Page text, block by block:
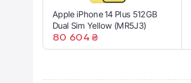
Apple iPhone 14 Plus 512GB
Dual Sim Yellow (MR5J3)
80 604 ₴